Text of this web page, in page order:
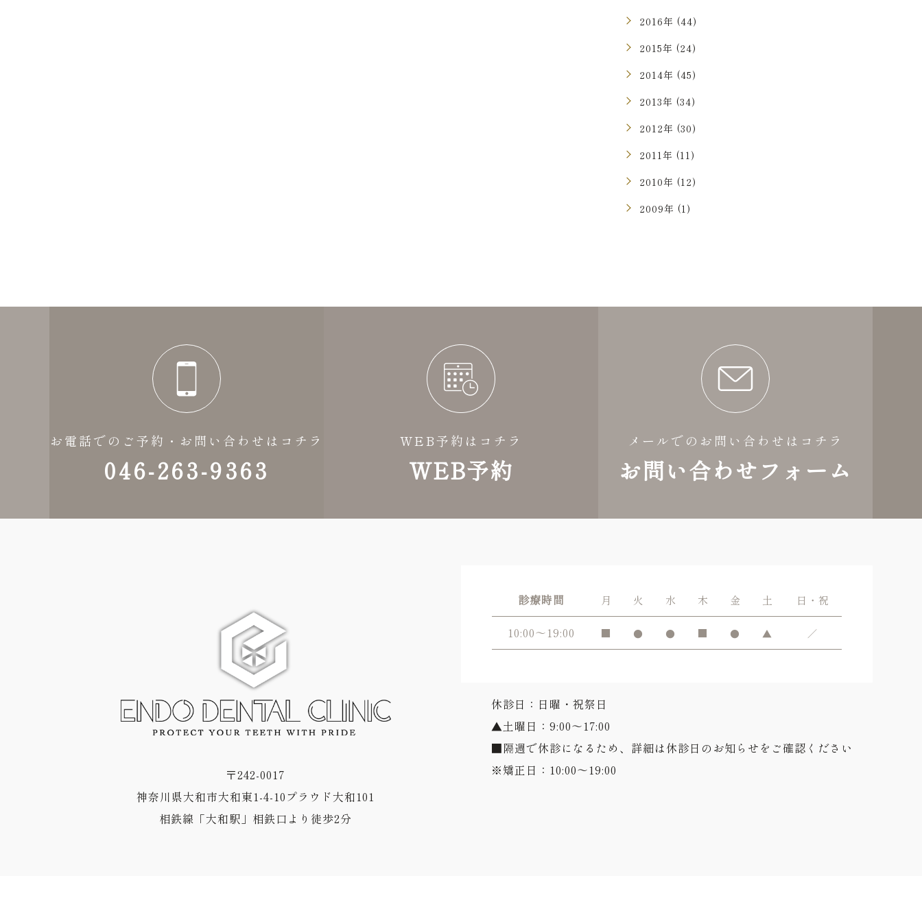
2016年 (44)
2015年 (24)
2014年 (45)
2013年 (34)
2012年 (30)
2011年 (11)
2010年 (12)
2009年 (1)
お電話でのご予約・お問い合わせはコチラ
046-263-9363
WEB予約はコチラ
WEB予約
メールでのお問い合わせはコチラ
お問い合わせフォーム
〒242-0017
神奈川県大和市大和東1-4-10プラウド大和101
相鉄線「大和駅」相鉄口より徒歩2分
診療時間 月 火 水 木 金 土 日・祝
10:00～19:00 ■ ● ● ■ ● ▲ ／
休診日：日曜・祝祭日
▲土曜日：9:00～17:00
■隔週で休診になるため、詳細は休診日のお知らせをご確認ください
※矯正日：10:00～19:00